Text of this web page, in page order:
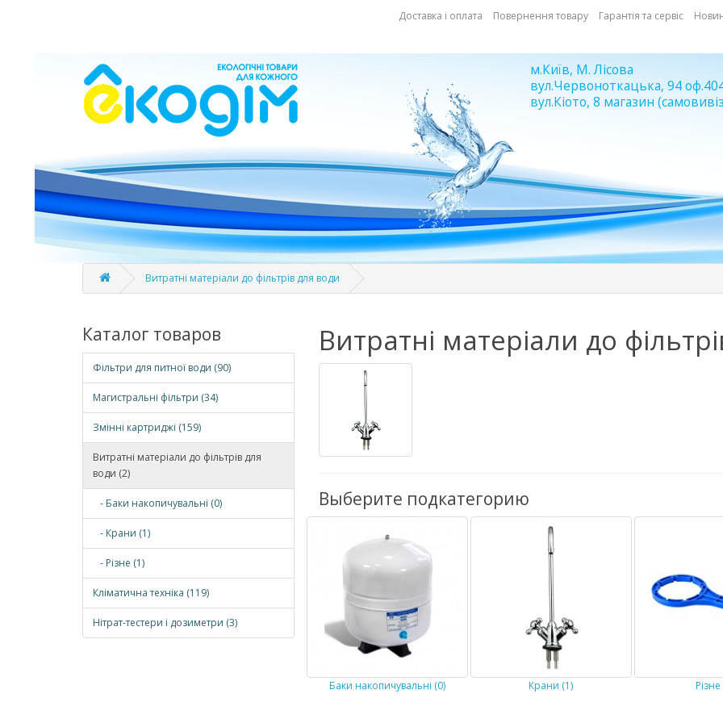
Доставка і оплата Повернення товару Гарантія та сервіс
м.Київ, М. Лісова
вул.Червоноткацька, 94
вул.Кіото, 8 магазин
Витратні матеріали до фільтрів для води
Каталог товаров
Фільтри для питної води (90)
Магистральні фільтри (34)
Змінні картриджі (159)
Витратні матеріали до фільтрів для
води (2)
- Баки накопичувальні (0)
- Крани (1)
- Різне (1)
Кліматична техніка (119)
Нітрат-тестери і дозиметри (3)
Витратні матеріали до
Выберите подкатегорию
Баки накопичувальні (0) Крани (1)